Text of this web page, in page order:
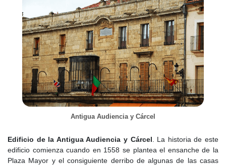
Antigua Audiencia y Cárcel
Edificio de la Antigua Audiencia y Cárcel . La historia de este
edificio comienza cuando en 1558 se plantea el ensanche de la
Plaza Mayor y el consiguiente derribo de algunas de las casas